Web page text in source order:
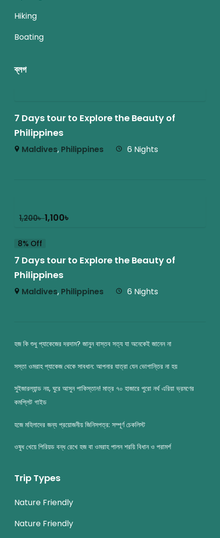
Hiking
Boating
ব্লগ
7 Days tour to Explore the Beauty of
Philippines
Maldives, Philippines 6 Nights
1,200৳1,100৳
8% Off
7 Days tour to Explore the Beauty of
Philippines
Maldives, Philippines 6 Nights
হজ কি শুধু প্যাকেজের দরদাম? জানুন বাস্তব সত্য যা অনেকেই জানেন না
সস্তা ওমরাহ প্যাকেজ থেকে সাবধান: আপনার যাত্রা যেন ভোগান্তির না হয়
সুইজারল্যান্ড নয়, ঘুরে আসুন পাকিস্তান! মাত্র ৭০ হাজারে পুরো নর্থ এরিয়া ভ্রমণের
কমপ্লিট গাইড
হজে মহিলাদের জন্য প্রয়োজনীয় জিনিসপত্র: সম্পূর্ণ চেকলিস্ট
ওষুধ খেয়ে পিরিয়ড বন্ধ রেখে হজ বা ওমরাহ পালন শরয়ি বিধান ও পরামর্শ
Trip Types
Nature Friendly
Nature Friendly